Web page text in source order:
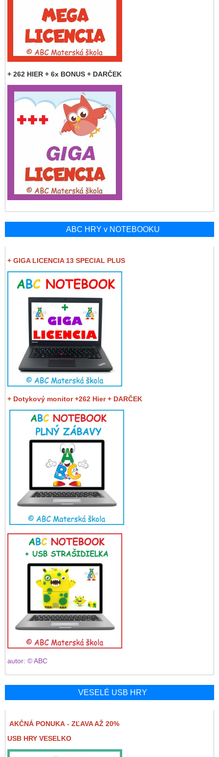
+ 262 HIER + 6x BONUS + DARČEK
ABC HRY v NOTEBOOKU
+ GIGA LICENCIA 13 SPECIAL PLUS
+ Dotykový monitor +262 Hier + DARČEK
autor: © ABC
VESELÉ USB HRY
AKČNÁ PONUKA - ZĽAVA AŽ 20%
USB HRY VESELKO